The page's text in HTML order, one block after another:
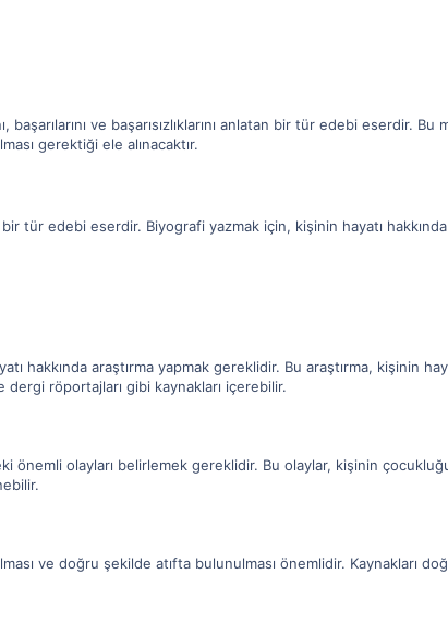
ve başarısızlıklarını anlatan bir tür edebi eserdir. Bu
gerektiği ele alınacaktır.
tür edebi eserdir. Biyografi yazmak için, kişinin hayatı
hakkında araştırma yapmak gereklidir. Bu araştırma, kişinin
dergi röportajları gibi kaynakları içerebilir.
önemli olayları belirlemek gereklidir. Bu olaylar, kişinin
ve doğru şekilde atıfta bulunulması önemlidir. Kaynakları